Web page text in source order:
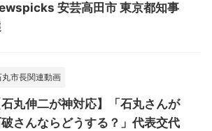
安芸高田市 東京都知事
丸市長関連動画
石丸伸二が神対応】「石丸さんが
さんならどうする？」代表交代